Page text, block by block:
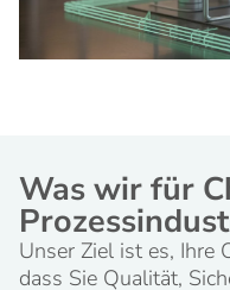
Was wir für
Unser Ziel ist es, Ihre
dass Sie Qualität,